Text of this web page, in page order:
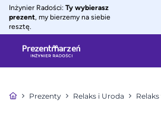
Inżynier Radości: Ty wybierasz
prezent, my bierzemy na siebie
resztę.
Prezenty Relaks i Uroda